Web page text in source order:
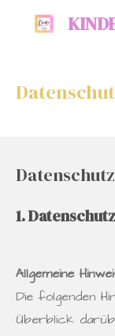
1.
Allgemeine
Die folgenden
Überblick